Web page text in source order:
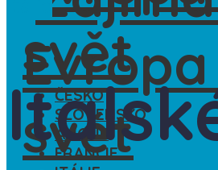
ČESKO
SLOVENSKO
ANGLIE
FRANCIE